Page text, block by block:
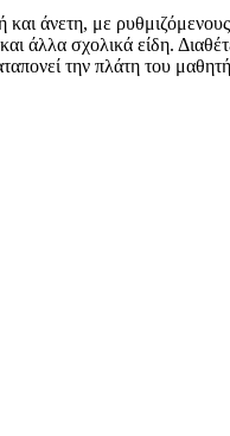
και άνετη, με
άλλα σχολικά είδη.
την πλάτη του